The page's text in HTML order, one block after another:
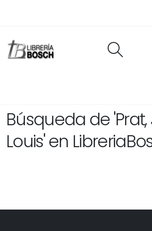
Búsqueda de
Louis' en